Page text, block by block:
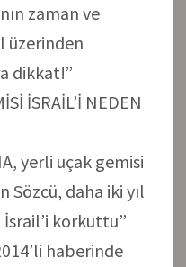
zaman ve
üzerinden
dikkat!”
İSRAİL’İ NEDEN
yerli uçak gemisi
Sözcü, daha iki yıl
korkuttu”
haberinde